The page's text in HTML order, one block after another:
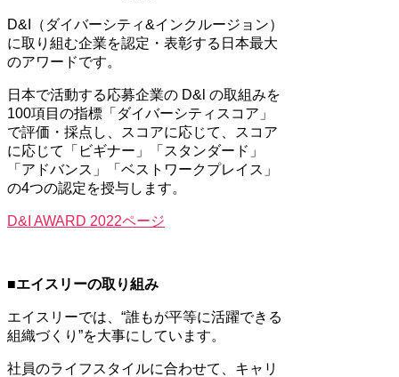
D&I（ダイバーシティ&インクルージョン）
に取り組む企業を認定・表彰する日本最大
のアワードです。
日本で活動する応募企業の D&l の取組みを
100項目の指標「ダイバーシティスコア」
で評価・採点し、スコアに応じて、スコア
に応じて「ビギナー」「スタンダード」
「アドバンス」「ベストワークプレイス」
の4つの認定を授与します。
D&I AWARD 2022ページ
■エイスリーの取り組み
エイスリーでは、“誰もが平等に活躍できる
組織づくり”を大事にしています。
社員のライフスタイルに合わせて、 キャリ